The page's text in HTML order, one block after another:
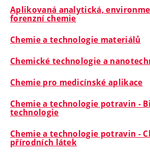
Aplikovaná analytická,
forenzní chemie
Chemie a technologie materiálů
Chemické technologie a
Chemie pro medicínské aplikace
Chemie a technologie potravin -
technologie
Chemie a technologie potravin -
přírodních látek